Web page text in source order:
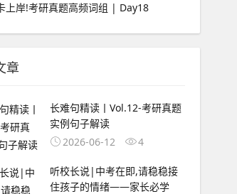
上岸!考研真题高频词组 | Day18
章
长难句精读丨Vol.12-考研真题
实例句子解读
2026-06-12
4
听校长说|中考在即,请稳稳接
住孩子的情绪——家长必学